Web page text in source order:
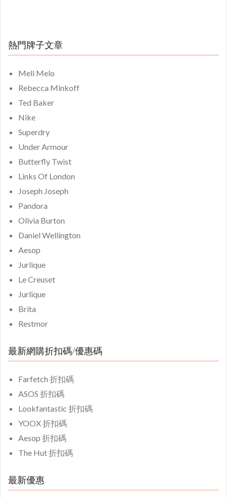
熱門牌子文章
Meli Melo
Rebecca Minkoff
Ted Baker
Nike
Superdry
Under Armour
Butterfly Twist
Links Of London
Joseph Joseph
Pandora
Olivia Burton
Daniel Wellington
Aesop
Jurlique
Le Creuset
Jurlique
Brita
Restmor
最新網購折扣碼/優惠碼
Farfetch 折扣碼
ASOS 折扣碼
Lookfantastic 折扣碼
YOOX 折扣碼
Aesop 折扣碼
The Hut 折扣碼
最新優惠